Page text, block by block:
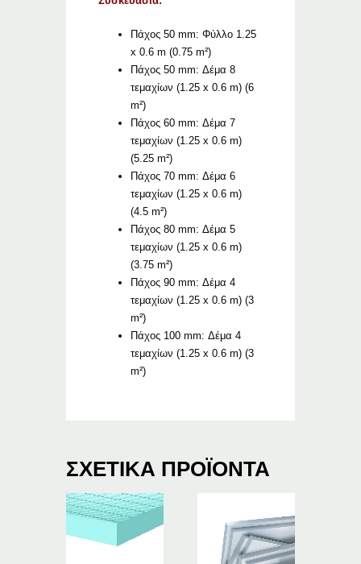
Πάχος 50 mm: Φύλλο 1.25
x 0.6 m (0.75 m²)
Πάχος 50 mm: Δέμα 8
τεμαχίων (1.25 x 0.6 m) (6
m²)
Πάχος 60 mm: Δέμα 7
τεμαχίων (1.25 x 0.6 m)
(5.25 m²)
Πάχος 70 mm: Δέμα 6
τεμαχίων (1.25 x 0.6 m)
(4.5 m²)
Πάχος 80 mm: Δέμα 5
τεμαχίων (1.25 x 0.6 m)
(3.75 m²)
Πάχος 90 mm: Δέμα 4
τεμαχίων (1.25 x 0.6 m) (3
m²)
Πάχος 100 mm: Δέμα 4
τεμαχίων (1.25 x 0.6 m) (3
m²)
ΣΧΕΤΙΚΆ ΠΡΟΪΌΝΤΑ